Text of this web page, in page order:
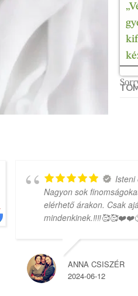
Isteni
Nagyon sok
elérhető árakon. Csak
ANNA CSISZÉR
2024-06-12